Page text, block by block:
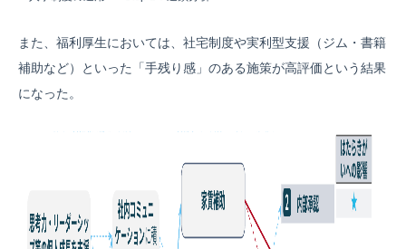
また、福利厚生においては、社宅制度や実利型支援（ジム・書籍
補助など）といった「手残り感」のある施策が高評価という結果
になった。